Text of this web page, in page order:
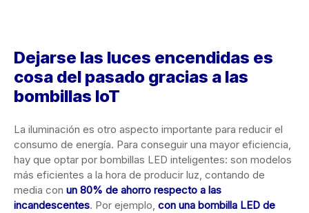
Dejarse las luces encendidas es
cosa del pasado gracias a las
bombillas IoT
La iluminación es otro aspecto importante para reducir el
consumo de energía. Para conseguir una mayor eficiencia,
hay que optar por bombillas LED inteligentes: son modelos
más eficientes a la hora de producir luz, contando de
media con un 80% de ahorro respecto a las
incandescentes. Por ejemplo, con una bombilla LED de